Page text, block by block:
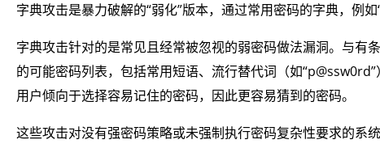
字典攻击是暴力破解的“弱化”版本，通过常用密码的字典，例
字典攻击针对的是常见且经常被忽视的弱密码做法漏洞。与有
的可能密码列表，包括常用短语、流行替代词（如
用户倾向于选择容易记住的密码，因此更容易猜到的密码。
这些攻击对没有强密码策略或未强制执行密码复杂性要求的系